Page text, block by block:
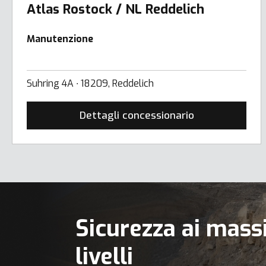
Atlas Rostock / NL Reddelich
Manutenzione
Suhring 4A ∙ 18209, Reddelich
Dettagli concessionario
Sicurezza ai
livelli